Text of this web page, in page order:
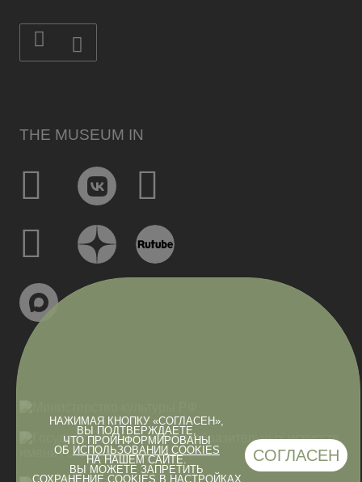
НАЖИМАЯ КНОПКУ «СОГЛАСЕН»,
ВЫ ПОДТВЕРЖДАЕТЕ,
ЧТО ПРОИНФОРМИРОВАНЫ
ОБ ИСПОЛЬЗОВАНИИ COOKIES
НА НАШЕМ САЙТЕ.
ВЫ МОЖЕТЕ ЗАПРЕТИТЬ
СОХРАНЕНИЕ COOKIES В НАСТРОЙКАХ
СОГЛАСЕН
THE MUSEUM IN